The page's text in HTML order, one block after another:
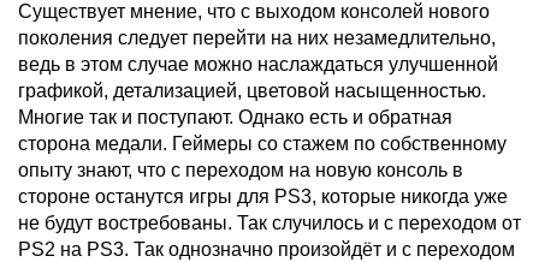
Существует мнение, что с выходом консолей нового
поколения следует перейти на них незамедлительно,
ведь в этом случае можно наслаждаться улучшенной
графикой, детализацией, цветовой насыщенностью.
Многие так и поступают. Однако есть и обратная
сторона медали. Геймеры со стажем по собственному
опыту знают, что с переходом на новую консоль в
стороне останутся игры для PS3, которые никогда уже
не будут востребованы. Так случилось и с переходом от
PS2 на PS3. Так однозначно произойдёт и с переходом